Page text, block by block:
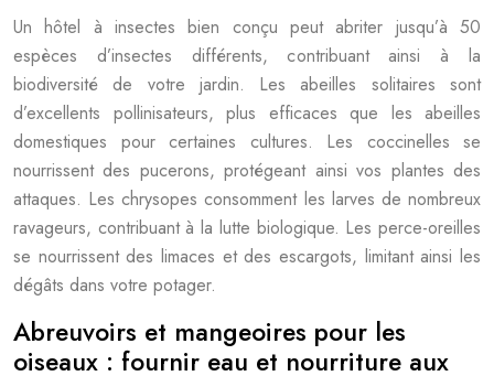
Un hôtel à insectes bien conçu peut abriter jusqu’à 50
espèces d’insectes différents, contribuant ainsi à la
biodiversité de votre jardin. Les abeilles solitaires sont
d’excellents pollinisateurs, plus efficaces que les abeilles
domestiques pour certaines cultures. Les coccinelles se
nourrissent des pucerons, protégeant ainsi vos plantes des
attaques. Les chrysopes consomment les larves de nombreux
ravageurs, contribuant à la lutte biologique. Les perce-oreilles
se nourrissent des limaces et des escargots, limitant ainsi les
dégâts dans votre potager.
Abreuvoirs et mangeoires pour les
oiseaux : fournir eau et nourriture aux